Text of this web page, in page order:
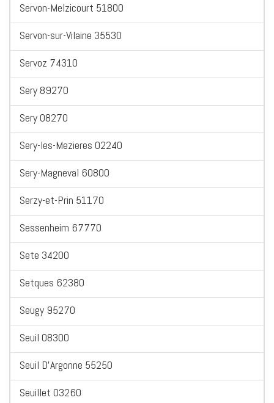
Servon-Melzicourt 51800
Servon-sur-Vilaine 35530
Servoz 74310
Sery 89270
Sery 08270
Sery-les-Mezieres 02240
Sery-Magneval 60800
Serzy-et-Prin 51170
Sessenheim 67770
Sete 34200
Setques 62380
Seugy 95270
Seuil 08300
Seuil D'Argonne 55250
Seuillet 03260